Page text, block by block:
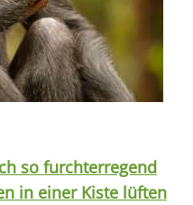
so furchterregend
in einer Kiste lüften